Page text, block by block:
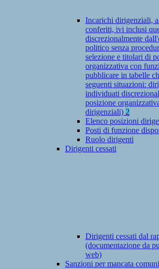
Incarichi dirigenziali,
conferiti, ivi inclusi
discrezionalmente
politico senza
selezione e titolari di
organizzativa con
pubblicare in tabelle
seguenti situazioni:
individuati
posizione
dirigenziali) 2
Elenco posizioni
Posti di funzione
Ruolo dirigenti
Dirigenti cessati
Dirigenti cessati dal
(documentazione da
web)
Sanzioni per mancata